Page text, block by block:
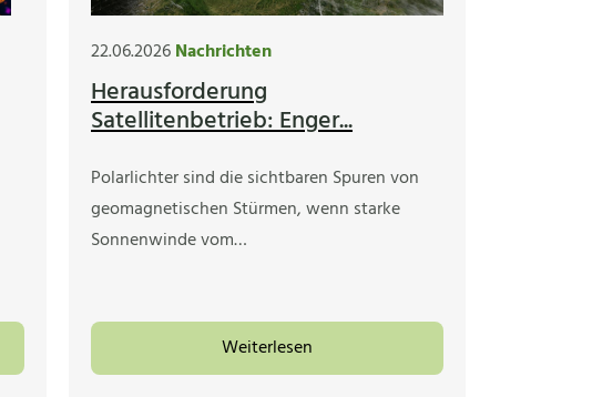
22.06.2026Nachrichten
Herausforderung
Satellitenbetrieb: Enger...
Polarlichter sind die sichtbaren Spuren von
geomagnetischen Stürmen, wenn starke
Sonnenwinde vom…
Weiterlesen